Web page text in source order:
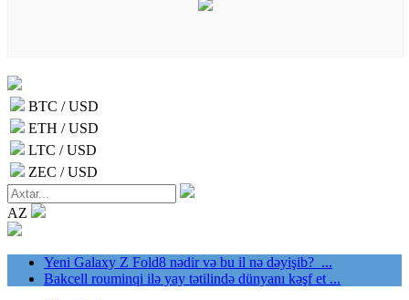
BTC / USD
ETH / USD
LTC / USD
ZEC / USD
AZ
Yeni Galaxy Z Fold8 nədir və bu il nə dəyişib? ...
Bakcell rouminqi ilə yay tətilində dünyanı kəşf et ...